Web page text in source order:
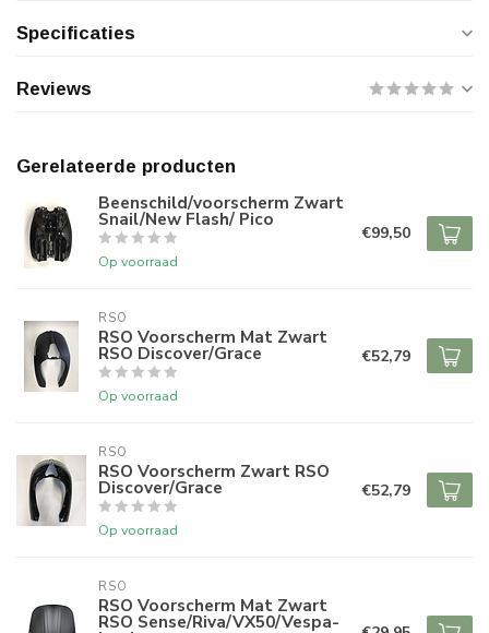
Specificaties
Reviews
Gerelateerde producten
Beenschild/voorscherm Zwart
Snail/New Flash/ Pico
Op voorraad
€99,50
RSO
RSO Voorscherm Mat Zwart
RSO Discover/Grace
Op voorraad
€52,79
RSO
RSO Voorscherm Zwart RSO
Discover/Grace
Op voorraad
€52,79
RSO
RSO Voorscherm Mat Zwart
RSO Sense/Riva/VX50/Vespa-